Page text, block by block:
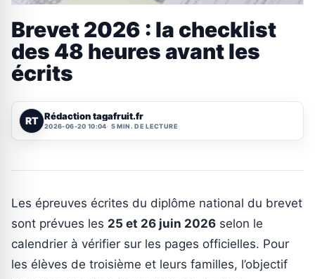
Brevet 2026 : la checklist
des 48 heures avant les
écrits
RT Rédaction tagafruit.fr
2026-06-20 10:04 5 MIN. DE LECTURE
Les épreuves écrites du diplôme national du brevet
sont prévues les 25 et 26 juin 2026 selon le
calendrier à vérifier sur les pages officielles. Pour
les élèves de troisième et leurs familles, l’objectif